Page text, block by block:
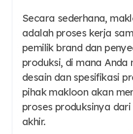
Secara sederhana,
adalah proses kerja
pemilik brand dan
produksi, di mana Anda
desain dan spesifikasi
pihak makloon akan
proses produksinya
akhir.